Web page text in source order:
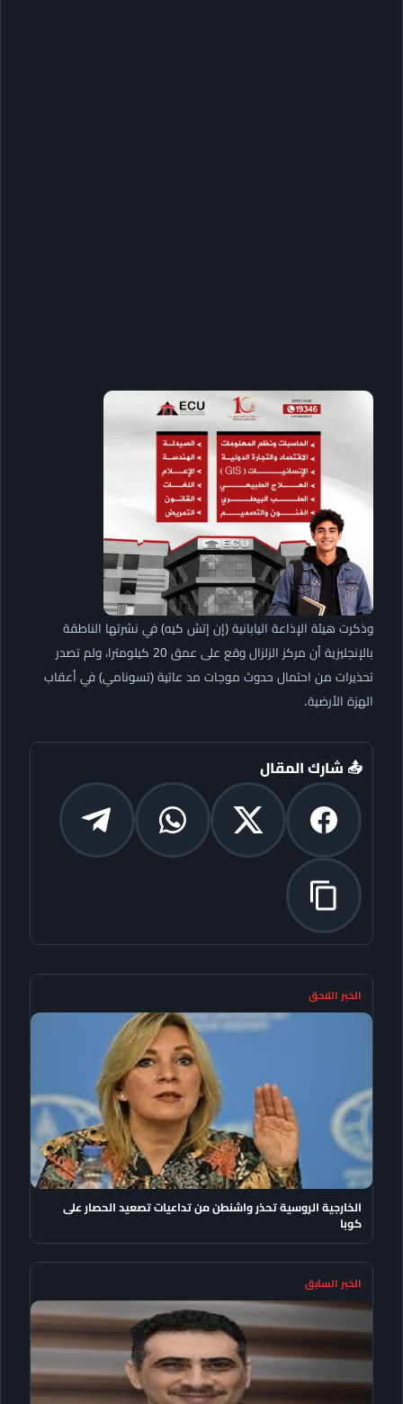
وذكرت هيئة الإذاعة اليابانية (إن إتش كيه) في نشرتها الناطقة
بالإنجليزية أن مركز الزلزال وقع على عمق 20 كيلومترا، ولم تصدر
تحذيرات من احتمال حدوث موجات مد عاتية (تسونامي) في أعقاب
الهزة الأرضية.
📤 شارك المقال
الخبر اللاحق
الخارجية الروسية تحذر واشنطن من تداعيات تصعيد الحصار على
كوبا
الخبر السابق